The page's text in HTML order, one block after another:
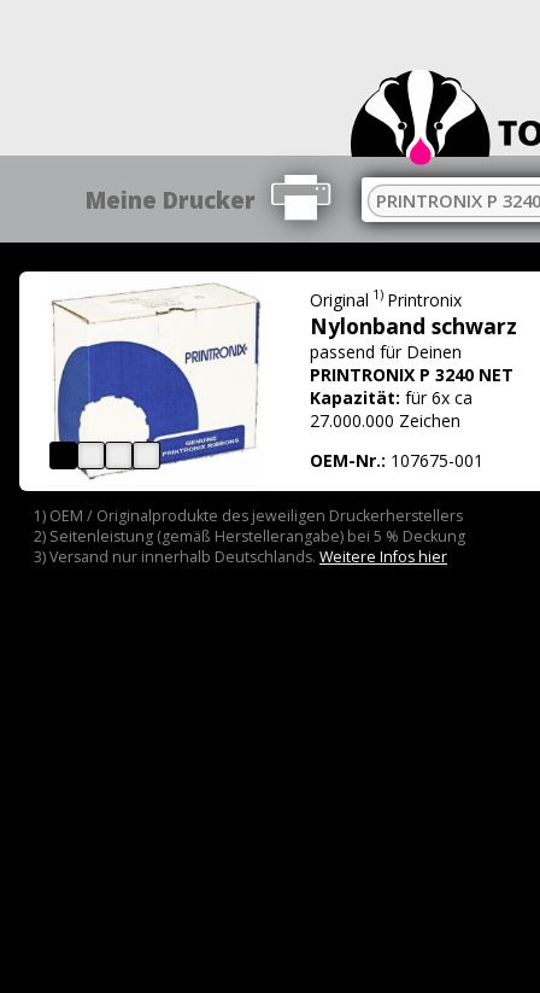
Meine Drucker PRINTRONIX P
Original 1) Printronix
Nylonband schwarz
passend für Deinen
PRINTRONIX P 3240 NET
Kapazität: für 6x ca
27.000.000 Zeichen
OEM-Nr.: 107675-001
1) OEM / Originalprodukte des jeweiligen Druckerherstellers
2) Seitenleistung (gemäß Herstellerangabe) bei 5 % Deckung
3) Versand nur innerhalb Deutschlands. Weitere Infos hier